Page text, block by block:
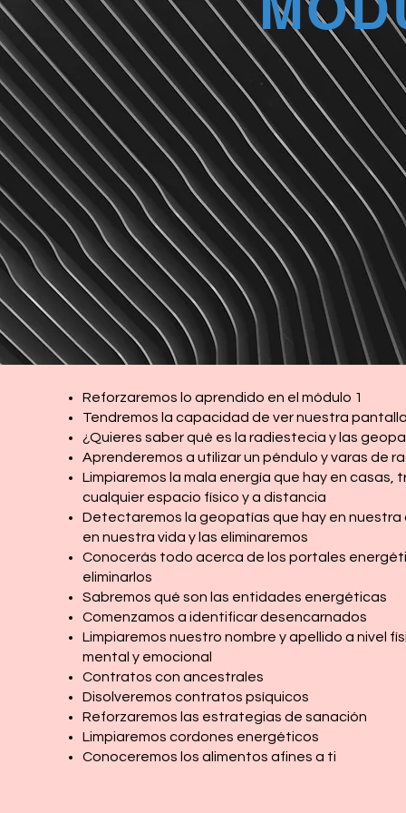
Reforzaremos lo aprendido en el módulo 1
Tendremos la capacidad de ver nuestra
¿Quieres saber qué es la radiestecia y las
Aprenderemos a utilizar un péndulo y varas de
Limpiaremos la mala energía que hay en casas,
cualquier espacio físico y a distancia
Detectaremos la geopatías que hay en nuestra
en nuestra vida y las eliminaremos
Conocerás todo acerca de los portales
eliminarlos
Sabremos qué son las entidades energéticas
Comenzamos a identificar desencarnados
Limpiaremos nuestro nombre y apellido a nivel
mental y emocional
Contratos con ancestrales
Disolveremos contratos psíquicos
Reforzaremos las estrategias de sanación
Limpiaremos cordones energéticos
Conoceremos los alimentos afines a ti